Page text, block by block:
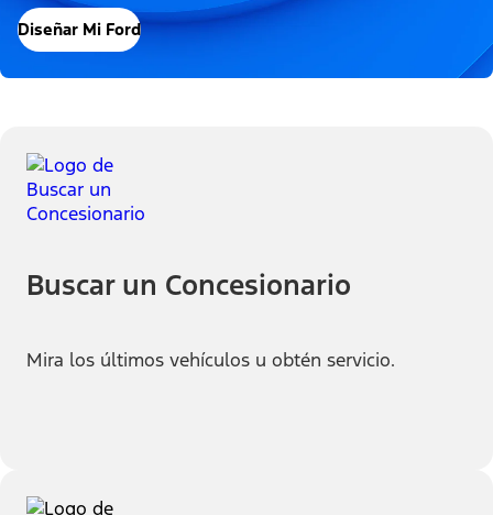
Diseñar Mi Ford
Buscar un Concesionario
Mira los últimos vehículos u obtén servicio.